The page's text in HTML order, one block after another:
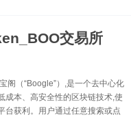
交易所
阁（“Boogle”）,是一个去中心化
成本、高安全性的区块链技术,使
台获利。用户通过任意搜索或点